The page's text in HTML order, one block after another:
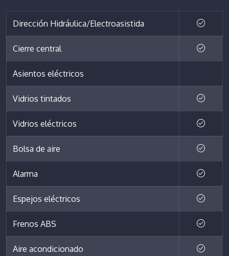
Dirección Hidráulica/Electroasistida
Cierre central
Asientos eléctricos
Vidrios tintados
Vidrios eléctricos
Bolsa de aire
Alarma
Espejos eléctricos
Frenos ABS
Aire acondicionado